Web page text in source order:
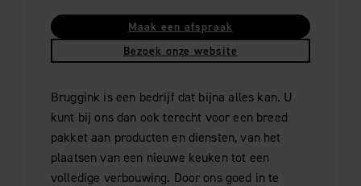
Maak een afspraak
Bezoek onze website
Bruggink is een bedrijf dat bijna alles kan. U
kunt bij ons dan ook terecht voor een breed
pakket aan producten en diensten, van het
plaatsen van een nieuwe keuken tot een
volledige verbouwing. Door ons goed in te